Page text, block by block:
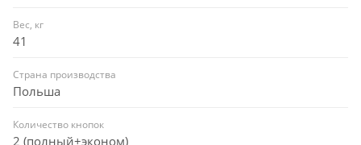
Вес, кг
41
Страна производства
Польша
Количество кнопок
2 (полный+эконом)